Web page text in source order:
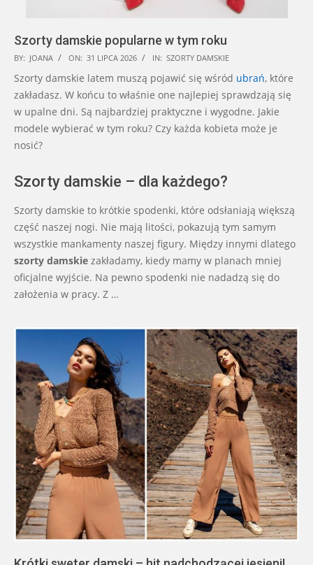
Szorty damskie popularne w tym roku
2026-
07-
BY: JOANA ON: 31 LIPCA 2026 IN: SZORTY DAMSKIE
Szorty damskie latem muszą pojawić się wśród ubrań, które
zakładasz. W końcu to właśnie one najlepiej sprawdzają się
w upalne dni. Są najbardziej praktyczne i wygodne. Jakie
modele wybierać w tym roku? Czy każda kobieta może je
nosić?
Szorty damskie – dla każdego?
Szorty damskie to krótkie spodenki, które odsłaniają większą
część naszej nogi. Nie mają litości, pokazują tym samym
wszystkie mankamenty naszej figury. Między innymi dlatego
szorty damskie zakładamy, kiedy mamy w planach mniej
oficjalne wyjście. Na pewno spodenki nie nadadzą się do
założenia w pracy. Z …